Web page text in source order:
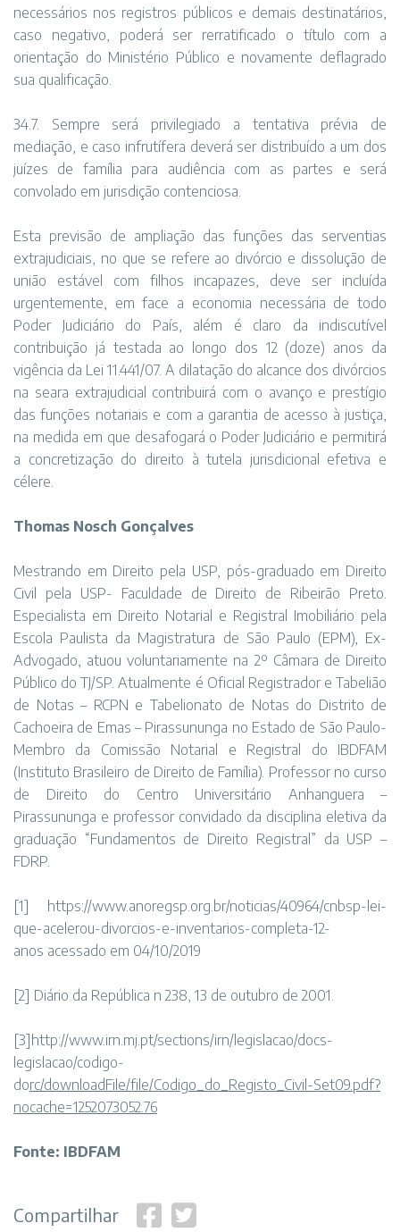
necessários nos registros públicos e demais destinatários,
caso negativo, poderá ser rerratificado o título com a
orientação do Ministério Público e novamente deflagrado
sua qualificação.
34.7. Sempre será privilegiado a tentativa prévia de
mediação, e caso infrutífera deverá ser distribuído a um dos
juízes de família para audiência com as partes e será
convolado em jurisdição contenciosa.
Esta previsão de ampliação das funções das serventias
extrajudiciais, no que se refere ao divórcio e dissolução de
união estável com filhos incapazes, deve ser incluída
urgentemente, em face a economia necessária de todo
Poder Judiciário do País, além é claro da indiscutível
contribuição já testada ao longo dos 12 (doze) anos da
vigência da Lei 11.441/07. A dilatação do alcance dos divórcios
na seara extrajudicial contribuirá com o avanço e prestígio
das funções notariais e com a garantia de acesso à justiça,
na medida em que desafogará o Poder Judiciário e permitirá
a concretização do direito à tutela jurisdicional efetiva e
célere.
Thomas Nosch Gonçalves
Mestrando em Direito pela USP, pós-graduado em Direito
Civil pela USP- Faculdade de Direito de Ribeirão Preto.
Especialista em Direito Notarial e Registral Imobiliário pela
Escola Paulista da Magistratura de São Paulo (EPM), Ex-
Advogado, atuou voluntariamente na 2º Câmara de Direito
Público do TJ/SP. Atualmente é Oficial Registrador e Tabelião
de Notas – RCPN e Tabelionato de Notas do Distrito de
Cachoeira de Emas – Pirassununga no Estado de São Paulo-
Membro da Comissão Notarial e Registral do IBDFAM
(Instituto Brasileiro de Direito de Família). Professor no curso
de Direito do Centro Universitário Anhanguera –
Pirassununga e professor convidado da disciplina eletiva da
graduação “Fundamentos de Direito Registral” da USP –
FDRP.
[1]
https://www.anoregsp.org.br/noticias/40964/cnbsp-lei-
que-acelerou-divorcios-e-inventarios-completa-12-
anos acessado em 04/10/2019
[2] Diário da República n 238, 13 de outubro de 2001.
[3] http://www.irn.mj.pt/sections/irn/legislacao/docs-
legislacao/codigo-
dorc/downloadFile/file/Codigo_do_Registo_Civil-Set09.pdf?
nocache=1252073052.76
Fonte: IBDFAM
Compartilhar